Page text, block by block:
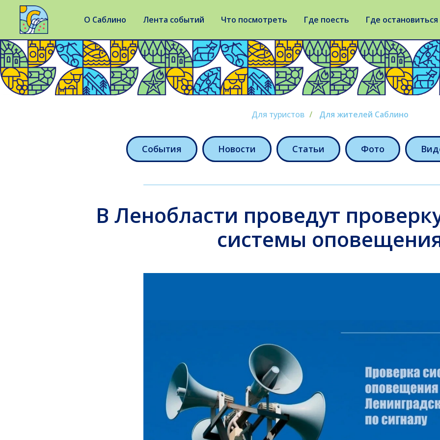
О Саблино Лента событий Что посмотреть Где поесть Где остановиться
Для туристов / Для жителей Саблино
События Новости Статьи Фото
В Ленобласти проведут
системы